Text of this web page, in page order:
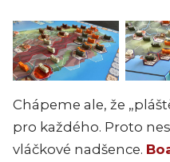
Chápeme ale, že
pro každého. Proto
vláčkové nadšence.